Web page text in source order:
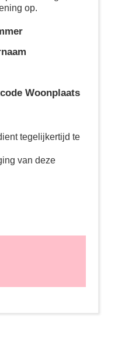
op.
Woonplaats
tegelijkertijd te
van deze